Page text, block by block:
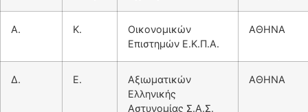
Α. Κ.
Οικονομικών
Επιστημών Ε.Κ.Π.Α.
ΑΘΗΝΑ
Δ. Ε.
Αξιωματικών
Ελληνικής
Αστυνομίας Σ.Α.Σ.
ΑΘΗΝΑ